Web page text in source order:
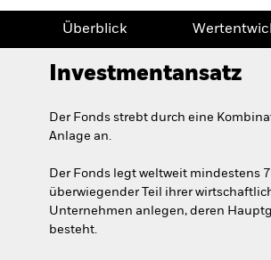
Überblick
Investmentansatz
Der Fonds strebt durch eine
Anlage an.
Der Fonds legt weltweit mindestens
überwiegender Teil ihrer
Unternehmen anlegen, deren
besteht.